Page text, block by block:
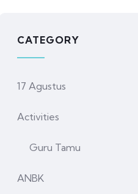
CATEGORY
17 Agustus
Activities
Guru Tamu
ANBK